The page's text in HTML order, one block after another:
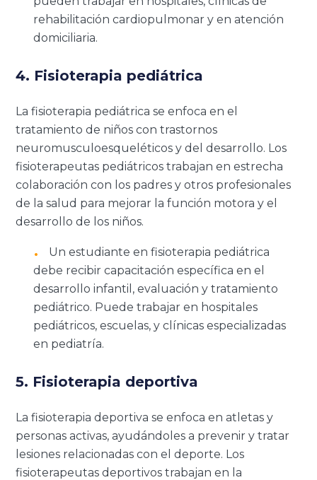
rehabilitación cardiopulmonar y en atención
domiciliaria.
4. Fisioterapia pediátrica
La fisioterapia pediátrica se enfoca en el
tratamiento de niños con trastornos
neuromusculoesqueléticos y del desarrollo. Los
fisioterapeutas pediátricos trabajan en estrecha
colaboración con los padres y otros profesionales
de la salud para mejorar la función motora y el
desarrollo de los niños.
Un estudiante en fisioterapia pediátrica
debe recibir capacitación específica en el
desarrollo infantil, evaluación y tratamiento
pediátrico. Puede trabajar en hospitales
pediátricos, escuelas, y clínicas especializadas
en pediatría.
5. Fisioterapia deportiva
La fisioterapia deportiva se enfoca en atletas y
personas activas, ayudándoles a prevenir y tratar
lesiones relacionadas con el deporte. Los
fisioterapeutas deportivos trabajan en la